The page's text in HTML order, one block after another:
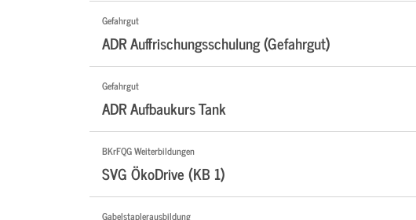
Gefahrgut
ADR Auffrischungsschulung (Gefahrgut)
Gefahrgut
ADR Aufbaukurs Tank
BKrFQG Weiterbildungen
SVG ÖkoDrive (KB 1)
Gabelstaplerausbildung